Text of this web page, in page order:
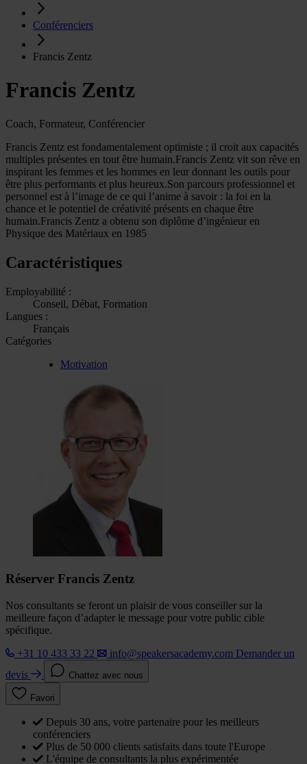
Conférenciers
Francis Zentz
Francis Zentz
Coach, Formateur, Conférencier
Francis Zentz est fondamentalement optimiste ; il croit aux capacités
multiples présentes en tout être humain.Francis Zentz vit son rêve en
inspirant les femmes et les hommes en leur donnant les outils pour
être plus performants et plus heureux.Son parcours professionnel et
personnel est à l’image de ce qui l’anime à savoir : la foi en la
chance et le potentiel de créativité présents en chaque être
humain.Francis Zentz a obtenu son diplôme d’ingénieur en
Physique des Matériaux en 1985
Caractéristiques
Employabilité :
Conseil, Débat, Formation
Langues :
Français
Catégories
Motivation
Réserver Francis Zentz
Nos consultants se feront un plaisir de vous conseiller sur la
meilleure façon d’adapter le message pour votre public cible
spécifique.
+31 10 433 33 22
info@speakersacademy.com Demander un
devis
Chattez avec nous
Favori
Depuis 30 ans, votre partenaire pour les meilleurs
conférenciers
Plus de 50 000 clients satisfaits dans toute l'Europe
L'équipe de consultants la plus expérimentée